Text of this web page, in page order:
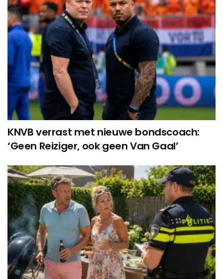
KNVB verrast met nieuwe bondscoach:
‘Geen Reiziger, ook geen Van Gaal’